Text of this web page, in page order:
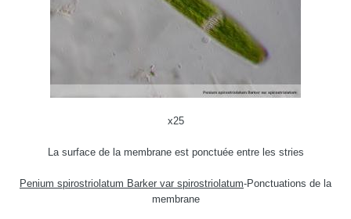
x25
La surface de la membrane est ponctuée entre les stries
Penium spirostriolatum Barker var spirostriolatum-Ponctuations de la
membrane